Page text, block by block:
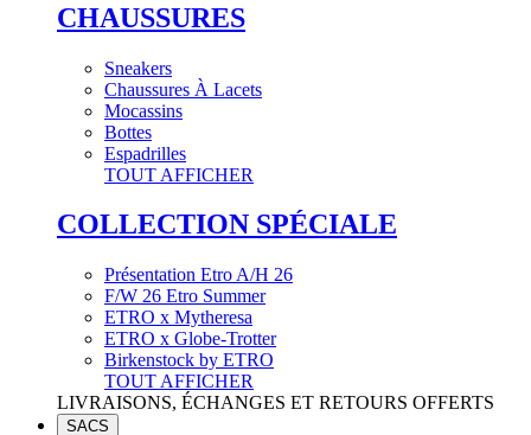
CHAUSSURES
Sneakers
Chaussures À Lacets
Mocassins
Bottes
Espadrilles
TOUT AFFICHER
COLLECTION SPÉCIALE
Présentation Etro A/H 26
F/W 26 Etro Summer
ETRO x Mytheresa
ETRO x Globe-Trotter
Birkenstock by ETRO
TOUT AFFICHER
LIVRAISONS, ÉCHANGES ET RETOURS OFFERTS
SACS